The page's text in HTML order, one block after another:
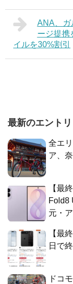
ANA、ガ
ージ提携
イルを30%割引
最新のエントリ
全エ
ア、
【最
Fold8
元・
【最
日で
ドコ